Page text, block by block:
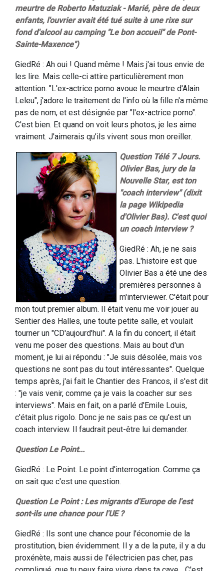
meurtre de Roberto Matuziak - Marié, père de deux
enfants, l'ouvrier avait été tué suite à une rixe sur
fond d'alcool au camping "Le bon accueil" de Pont-
Sainte-Maxence")
GiedRé : Ah oui ! Quand même ! Mais j'ai tous envie de
les lire. Mais celle-ci attire particulièrement mon
attention. "L'ex-actrice porno avoue le meurtre d'Alain
Leleu", j'adore le traitement de l'info où la fille n'a même
pas de nom, et est désignée par "l'ex-actrice porno".
C'est bien. Et quand on voit leurs photos, je les aime
vraiment. J'aimerais qu’ils vivent sous mon oreiller.
Question Télé 7 Jours.
Olivier Bas, jury de la
Nouvelle Star, est ton
"coach interview" (dixit
la page Wikipedia
d'Olivier Bas). C'est quoi
un coach interview ?
GiedRé : Ah, je ne sais
pas. L'histoire est que
Olivier Bas a été une des
premières personnes à
m'interviewer. C'était pour
mon tout premier album. Il était venu me voir jouer au
Sentier des Halles, une toute petite salle, et voulait
tourner un "CD'aujourd'hui". A la fin du concert, il était
venu me poser des questions. Mais au bout d'un
moment, je lui ai répondu : "Je suis désolée, mais vos
questions ne sont pas du tout intéressantes". Quelque
temps après, j'ai fait le Chantier des Francos, il s'est dit
: "je vais venir, comme ça je vais la coacher sur ses
interviews". Mais en fait, on a parlé d'Emile Louis,
c'était plus rigolo. Donc je ne sais pas ce qu'est un
coach interview. Il faudrait peut-être lui demander.
Question Le Point...
GiedRé : Le Point. Le point d'interrogation. Comme ça
on sait que c'est une question.
Question Le Point : Les migrants d'Europe de l'est
sont-ils une chance pour l'UE ?
GiedRé : Ils sont une chance pour l'économie de la
prostitution, bien évidemment. Il y a de la pute, il y a du
proxénète, mais aussi de l'électricien pas cher, pas